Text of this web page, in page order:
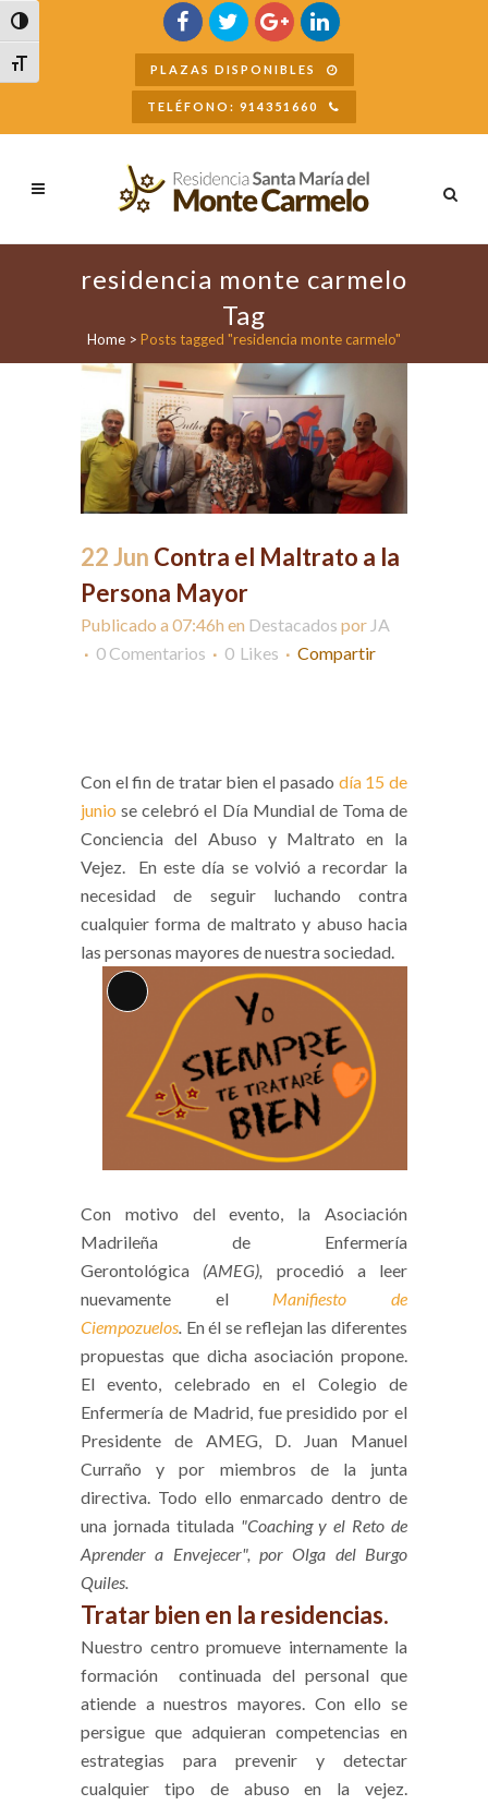
Alternar alto contraste
Alternar tamaño de letra
Buscar
PLAZAS DISPONIBLES
TELÉFONO: 914351660
residencia monte carmelo
Tag
Home > Posts tagged "residencia monte carmelo"
22 Jun Contra el Maltrato a la
Persona Mayor
Publicado a 07:46h en Destacados por JA
0 Comentarios
0 Likes Compartir
Con el fin de tratar bien el pasado día 15 de
junio se celebró el Día Mundial de Toma de
Conciencia del Abuso y Maltrato en la
Vejez.
En este día se volvió a recordar la
necesidad de seguir luchando contra
cualquier forma de maltrato y abuso hacia
las personas mayores de nuestra sociedad.
Larga
descripción
Con motivo del evento, la Asociación
Madrileña de Enfermería
Gerontológica (AMEG), procedió a leer
nuevamente el Manifiesto de
Ciempozuelos. En él se reflejan las diferentes
propuestas que dicha asociación propone.
El evento, celebrado en el Colegio de
Enfermería de Madrid, fue presidido por el
Presidente de AMEG, D. Juan Manuel
Curraño y por miembros de la junta
directiva. Todo ello enmarcado dentro de
una jornada titulada "Coaching y el Reto de
Aprender a Envejecer", por Olga del Burgo
Quiles.
Tratar bien en la residencias.
Nuestro centro promueve internamente la
formación continuada del personal que
atiende a nuestros mayores. Con ello se
persigue que adquieran competencias en
estrategias para prevenir y detectar
cualquier tipo de abuso en la vejez.